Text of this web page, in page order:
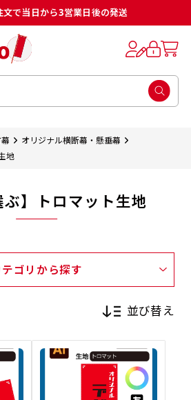
で当日から3営業日後の発送
オリジナル横断幕・懸垂幕
地
ぶ】トロマット生地
テゴリから探す
並び替え
新着順